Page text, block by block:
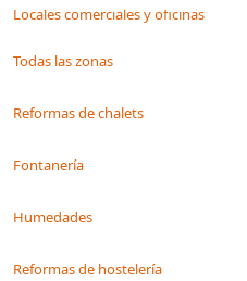
Locales comerciales y oficinas
Todas las zonas
Reformas de chalets
Fontanería
Humedades
Reformas de hostelería